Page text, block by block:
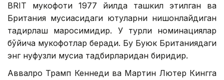
BRIT мукофоти 1977 йилда ташкил этилган ва
Британия мусиқасидаги ютуқларни нишонлайдиган
тақдирлаш маросимидир. У турли номинациялар
бўйича мукофотлар беради. Бу Буюк Британиядаги
энг нуфузли мусиқа тадбирларидан биридир.
Аввалроқ Трамп Кеннеди ва Мартин Лютер Кингга